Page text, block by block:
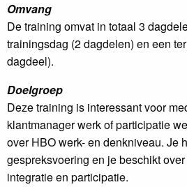
Omvang
De training omvat in totaal 3
trainingsdag (2 dagdelen) en een
dagdeel).
Doelgroep
Deze training is interessant voor
klantmanager werk of participatie
over HBO werk- en denkniveau. Je
gespreksvoering en je beschikt
integratie en participatie.